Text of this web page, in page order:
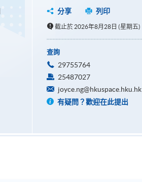
分享
列印
截止於 2026年8月28日 (星期五)
查詢
29755764
25487027
joyce.ng@hkuspace.hku.hk
有疑問？歡迎在此提出